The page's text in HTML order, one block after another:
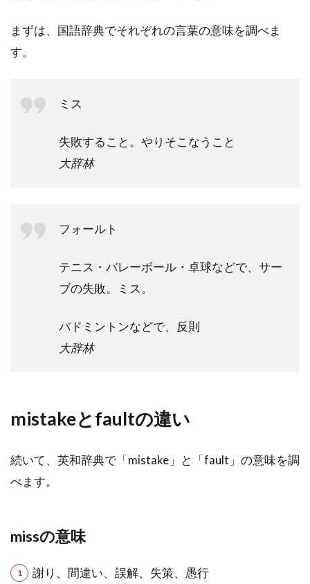
まずは、国語辞典でそれぞれの言葉の意味を調べま
す。
ミス
失敗すること。やりそこなうこと
大辞林
フォールト
テニス・バレーボール・卓球などで、サー
ブの失敗。ミス。
バドミントンなどで、反則
大辞林
mistakeとfaultの違い
続いて、英和辞典で「mistake」と「fault」の意味を調
べます。
missの意味
謝り、間違い、誤解、失策、愚行